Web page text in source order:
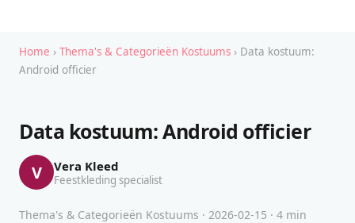
Home › Thema's & Categorieën Kostuums › Data kostuum:
Android officier
Data kostuum: Android officier
V Vera Kleed
Feestkleding specialist
Thema's & Categorieën Kostuums · 2026-02-15 · 4 min